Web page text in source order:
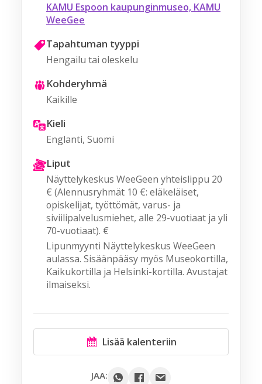
KAMU Espoon kaupunginmuseo, KAMU
WeeGee
Tapahtuman tyyppi
Hengailu tai oleskelu
Kohderyhmä
Kaikille
Kieli
Englanti, Suomi
Liput
Näyttelykeskus WeeGeen yhteislippu 20
€ (Alennusryhmät 10 €: eläkeläiset,
opiskelijat, työttömät, varus- ja
siviilipalvelusmiehet, alle 29-vuotiaat ja yli
70-vuotiaat). €
Lipunmyynti Näyttelykeskus WeeGeen
aulassa. Sisäänpääsy myös Museokortilla,
Kaikukortilla ja Helsinki-kortilla. Avustajat
ilmaiseksi.
Lisää kalenteriin
JAA: